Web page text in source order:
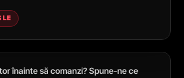
înainte să comanzi? Spune-ne ce